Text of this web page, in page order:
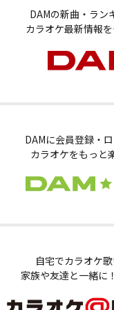
DAMの新曲・ラン
カラオケ最新情報を
DAMに会員登録・
カラオケをもっと
自宅でカラオケ歌
家族や友達と一緒に